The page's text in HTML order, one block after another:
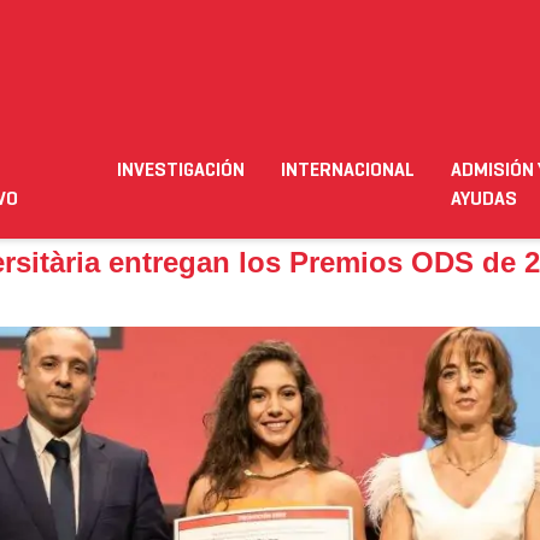
Empleo Estudiante Futuro alumnado Necesito
INVESTIGACIÓN INTERNACIONAL
ADMISIÓN
AYUDAS
entregan los Premios ODS de